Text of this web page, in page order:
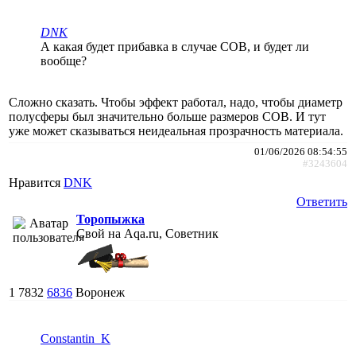
DNK
А какая будет прибавка в случае COB, и будет ли
вообще?
Сложно сказать. Чтобы эффект работал, надо, чтобы диаметр
полусферы был значительно больше размеров COB. И тут
уже может сказываться неидеальная прозрачность материала.
01/06/2026 08:54:55
#3243604
Нравится DNK
Ответить
Торопыжка
Свой на Aqa.ru, Советник
1 7832 6836 Воронеж
Constantin_K